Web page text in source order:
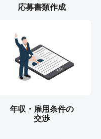
応募書類作成
年収・雇用条件の
交渉